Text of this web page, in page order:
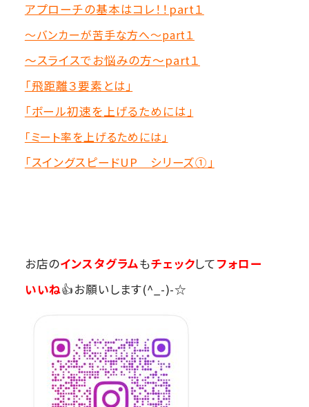
アプローチの基本はコレ！！part１
～バンカーが苦手な方へ～part１
～スライスでお悩みの方～part１
「飛距離３要素とは」
「ボール初速を上げるためには」
「ミート率を上げるためには」
「スイングスピードUP シリーズ①」
お店のインスタグラムもチェックしてフォロー
いいね👍お願いします(^_-)-☆